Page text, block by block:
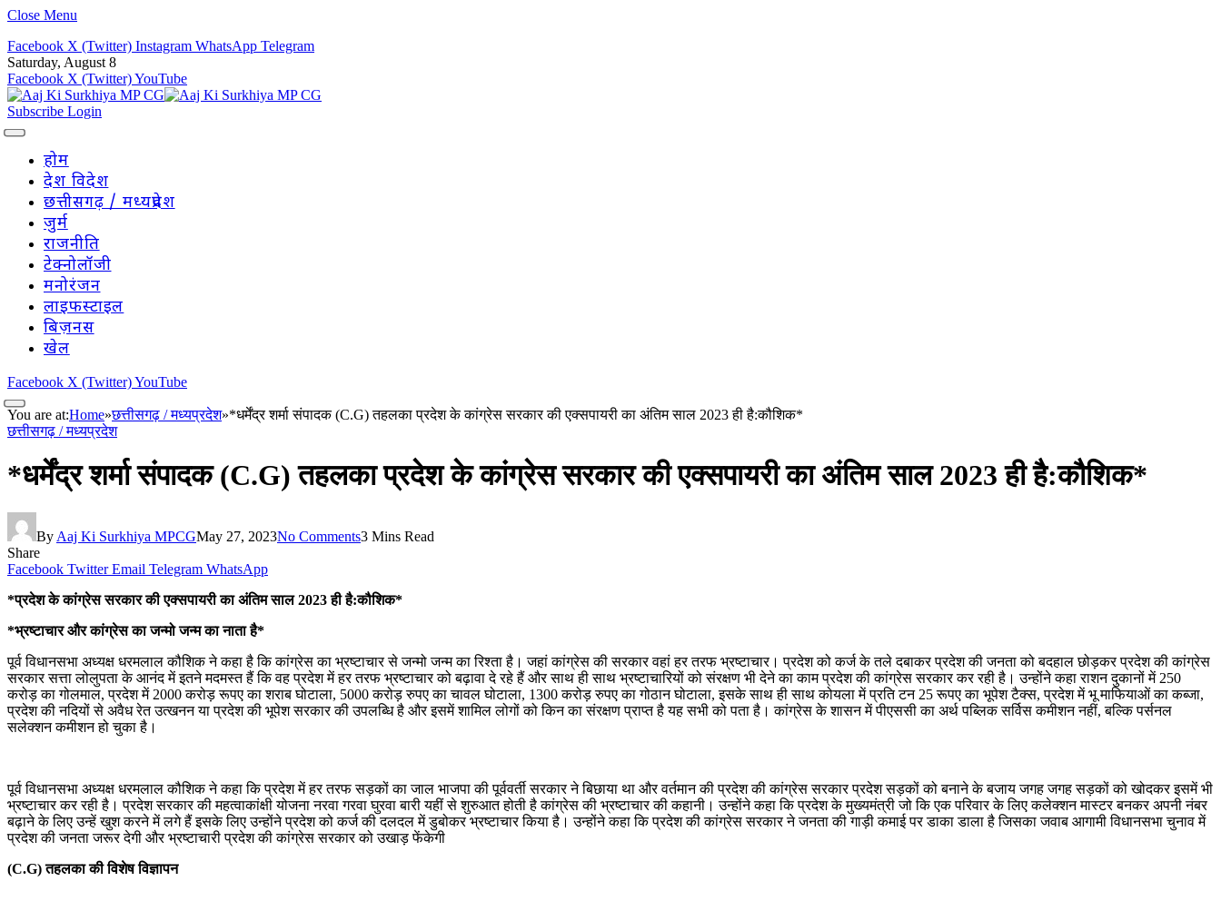
Close Menu
Facebook X (Twitter) Instagram WhatsApp Telegram
Saturday, August 8
Facebook X (Twitter)YouTube
Subscribe Login
होम
देश विदेश
छत्तीसगढ़ / मध्यप्रदेश
जुर्म
राजनीति
टेक्नोलॉजी
मनोरंजन
लाइफस्टाइल
बिज़नस
खेल
Facebook X (Twitter)YouTube
You are at:Home»छत्तीसगढ़ / मध्यप्रदेश»*धर्मेंद्र शर्मा संपादक (C.G) तहलका प्रदेश के कांग्रेस सरकार की एक्सपायरी का अंतिम साल 2023 ही है:कौशिक*
छत्तीसगढ़ / मध्यप्रदेश
*धर्मेंद्र शर्मा संपादक (C.G) तहलका प्रदेश के कांग्रेस सरकार की एक्सपायरी का अंतिम साल 2023 ही है:कौशिक*
By Aaj Ki Surkhiya MPCGMay 27, 2023No Comments3 Mins Read
Share
Facebook Twitter Email Telegram WhatsApp
*प्रदेश के कांग्रेस सरकार की एक्सपायरी का अंतिम साल 2023 ही है:कौशिक*
*भ्रष्टाचार और कांग्रेस का जन्मो जन्म का नाता है*
पूर्व विधानसभा अध्यक्ष धरमलाल कौशिक ने कहा है कि कांग्रेस का भ्रष्टाचार से जन्मो जन्म का रिश्ता है। जहां कांग्रेस की सरकार वहां हर तरफ भ्रष्टाचार। प्रदेश को कर्ज के तले दबाकर प्रदेश की जनता को बदहाल छोड़कर प्रदेश की कांग्रेस
सरकार सत्ता लोलुपता के आनंद में इतने मदमस्त हैं कि वह प्रदेश में हर तरफ भ्रष्टाचार को बढ़ावा दे रहे हैं और साथ ही साथ भ्रष्टाचारियों को संरक्षण भी देने का काम प्रदेश की कांग्रेस सरकार कर रही है। उन्होंने कहा राशन दुकानों में 250
करोड़ का गोलमाल, प्रदेश में 2000 करोड़ रूपए का शराब घोटाला, 5000 करोड़ रुपए का चावल घोटाला, 1300 करोड़ रुपए का गोठान घोटाला, इसके साथ ही साथ कोयला में प्रति टन 25 रूपए का भूपेश टैक्स, प्रदेश में भू माफियाओं का कब्जा,
प्रदेश की नदियों से अवैध रेत उत्खनन या प्रदेश की भूपेश सरकार की उपलब्धि है और इसमें शामिल लोगों को किन का संरक्षण प्राप्त है यह सभी को पता है। कांग्रेस के शासन में पीएससी का अर्थ पब्लिक सर्विस कमीशन नहीं, बल्कि पर्सनल
सलेक्शन कमीशन हो चुका है।
पूर्व विधानसभा अध्यक्ष धरमलाल कौशिक ने कहा कि प्रदेश में हर तरफ सड़कों का जाल भाजपा की पूर्ववर्ती सरकार ने बिछाया था और वर्तमान की प्रदेश की कांग्रेस सरकार प्रदेश सड़कों को बनाने के बजाय जगह जगह सड़कों को खोदकर इसमें भी
भ्रष्टाचार कर रही है। प्रदेश सरकार की महत्वाकांक्षी योजना नरवा गरवा घुरवा बारी यहीं से शुरुआत होती है कांग्रेस की भ्रष्टाचार की कहानी। उन्होंने कहा कि प्रदेश के मुख्यमंत्री जो कि एक परिवार के लिए कलेक्शन मास्टर बनकर अपनी नंबर
बढ़ाने के लिए उन्हें खुश करने में लगे हैं इसके लिए उन्होंने प्रदेश को कर्ज की दलदल में डुबोकर भ्रष्टाचार किया है। उन्होंने कहा कि प्रदेश की कांग्रेस सरकार ने जनता की गाड़ी कमाई पर डाका डाला है जिसका जवाब आगामी विधानसभा चुनाव में
प्रदेश की जनता जरूर देगी और भ्रष्टाचारी प्रदेश की कांग्रेस सरकार को उखाड़ फेंकेगी
(C.G) तहलका की विशेष विज्ञापन